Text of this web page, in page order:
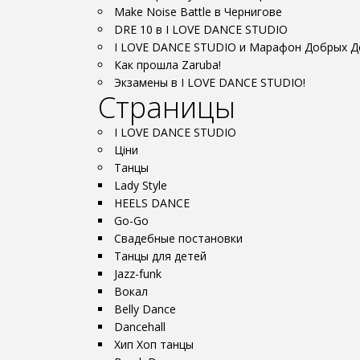
Make Noise Battle в Чернигове
DRE 10 в I LOVE DANCE STUDIO
I LOVE DANCE STUDIO и Марафон Добрых
Как прошла Zaruba!
Экзамены в I LOVE DANCE STUDIO!
Страницы
I LOVE DANCE STUDIO
Ціни
Танцы
Lady Style
HEELS DANCE
Go-Go
Свадебные постановки
Танцы для детей
Jazz-funk
Вокал
Belly Dance
Dancehall
Хип Хоп танцы